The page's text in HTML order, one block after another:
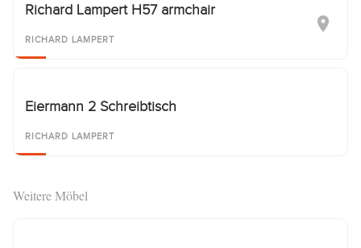
Richard Lampert H57 armchair
RICHARD LAMPERT
Eiermann 2 Schreibtisch
RICHARD LAMPERT
Weitere Möbel